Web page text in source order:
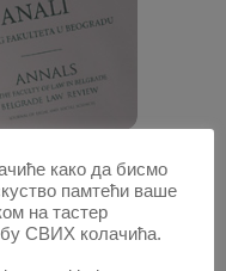
60 | 2
како да бисмо
памтећи ваше
на тастер
СВИХ колачића.